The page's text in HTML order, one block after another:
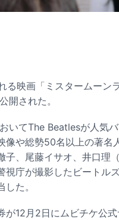
る映画「ミスタームー
開された。
いてThe Beatlesが人気
像や総勢50名以上の著
、尾藤イサオ、井口理
視庁が撮影したビートル
た。
が12月2日にムビチケ公